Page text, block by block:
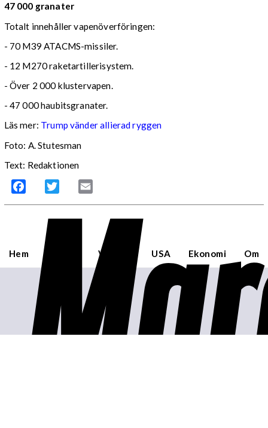
47 000 granater
Totalt innehåller vapenöverföringen:
- 70 M39 ATACMS-missiler.
- 12 M270 raketartillerisystem.
- Över 2 000 klustervapen.
- 47 000 haubitsgranater.
Läs mer: Trump vänder allierad ryggen
Foto: A. Stutesman
Text: Redaktionen
Facebook Twitter
Hem Världen USA Ekonomi Om